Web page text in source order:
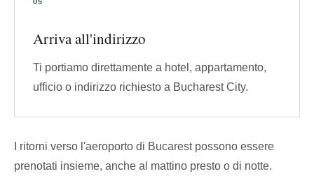
Arriva all'indirizzo
Ti portiamo direttamente a hotel, appartamento,
ufficio o indirizzo richiesto a Bucharest City.
I ritorni verso l'aeroporto di Bucarest possono essere
prenotati insieme, anche al mattino presto o di notte.